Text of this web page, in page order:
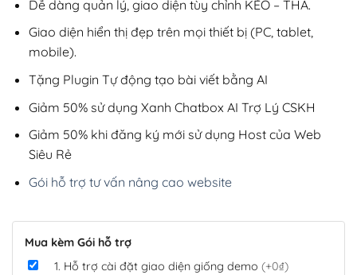
Dễ dàng quản lý, giao diện tùy chỉnh KÉO – THẢ.
Giao diện hiển thị đẹp trên mọi thiết bị (PC, tablet,
mobile).
Tặng Plugin Tự động tạo bài viết bằng AI
Giảm 50% sử dụng Xanh Chatbox AI Trợ Lý CSKH
Giảm 50% khi đăng ký mới sử dụng Host của Web
Siêu Rẻ
Gói hỗ trợ tư vấn nâng cao website
Mua kèm Gói hỗ trợ
1. Hỗ trợ cài đặt giao diện giống demo (+0₫)